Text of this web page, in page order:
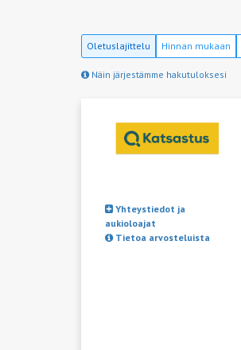
Oletuslajittelu Hinnan mukaan
Näin järjestämme hakutuloksesi
Yhteystiedot ja
aukioloajat
Tietoa arvosteluista